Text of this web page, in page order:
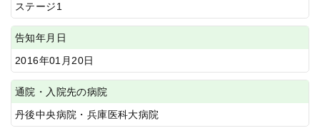
ステージ1
告知年月日
2016年01月20日
通院・入院先の病院
丹後中央病院・兵庫医科大病院